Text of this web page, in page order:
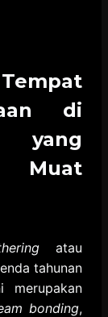
di
Muat
atau
tahunan
merupakan
bonding,